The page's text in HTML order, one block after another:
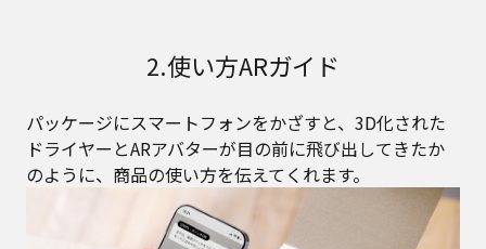
2.使い方ARガイド
パッケージにスマートフォンをかざすと、3D化された
ドライヤーとARアバターが目の前に飛び出してきたか
のように、商品の使い方を伝えてくれます。